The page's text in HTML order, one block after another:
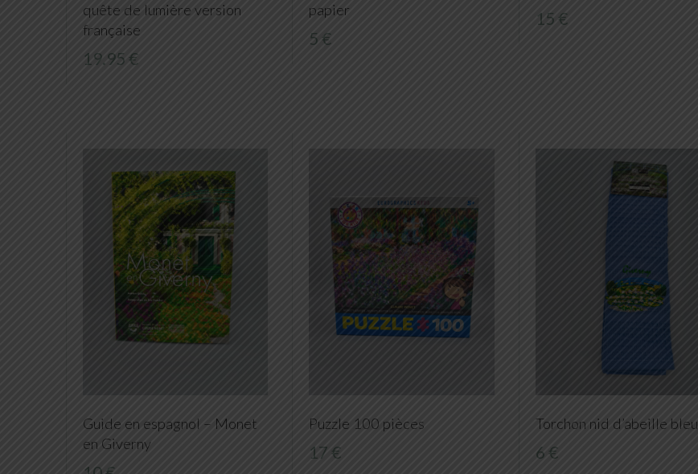
quête de lumière version
française
19.95 €
papier
5 €
15 €
Guide en espagnol – Monet
en Giverny
Puzzle 100 pièces
17 €
Torchon nid d’abeille bleu
6 €